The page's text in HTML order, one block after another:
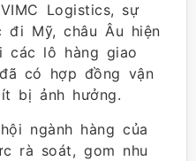
Logistics, sự
đi Mỹ, châu Âu hiện
các lô hàng giao
có hợp đồng vận
bị ảnh hưởng.
ngành hàng của
rà soát, gom nhu